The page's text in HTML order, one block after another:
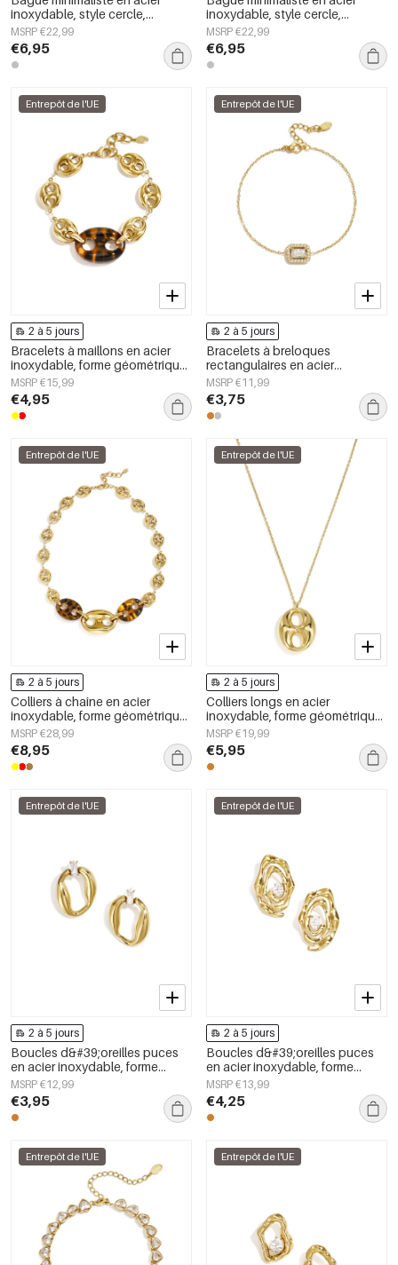
inoxydable, style cercle,
collection Daily Simple, bijoux
pour femmes
MSRP €22,99
€6,95
inoxydable, style cercle,
collection Daily Simple, bijoux
pour femmes
MSRP €22,99
€6,95
Entrepôt de l'UE
2 à 5 jours
Bracelets à maillons en acier
inoxydable, forme géométrique,
collection Simple Daily Simple,
bijoux pour femmes
MSRP €15,99
€4,95
Entrepôt de l'UE
2 à 5 jours
Bracelets à breloques
rectangulaires en acier
inoxydable, collection Simple
Daily Simple, bijoux pour
femmes
MSRP €11,99
€3,75
Entrepôt de l'UE
2 à 5 jours
Colliers à chaîne en acier
inoxydable, forme géométrique,
collection simple pour le
quotidien, bijoux pour femmes
MSRP €28,99
€8,95
Entrepôt de l'UE
2 à 5 jours
Colliers longs en acier
inoxydable, forme géométrique,
collection simple pour le
quotidien, bijoux pour femmes
MSRP €19,99
€5,95
Entrepôt de l'UE
2 à 5 jours
Boucles d&#39;oreilles puces
en acier inoxydable, forme
irrégulière, collection Simple
Daily Simple, bijoux pour
femmes
MSRP €12,99
€3,95
Entrepôt de l'UE
2 à 5 jours
Boucles d&#39;oreilles puces
en acier inoxydable, forme
irrégulière, collection Simple
Daily Simple, bijoux pour
femmes
MSRP €13,99
€4,25
Entrepôt de l'UE Entrepôt de l'UE